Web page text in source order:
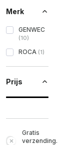
Merk
GENWEC
(10)
ROCA (1)
Prijs
Gratis
verzending.